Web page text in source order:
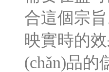
合這個宗旨
映實時的
(chǎn)品的儲